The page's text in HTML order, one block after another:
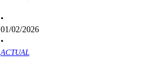
•
01/02/2026
•
ACTUAL